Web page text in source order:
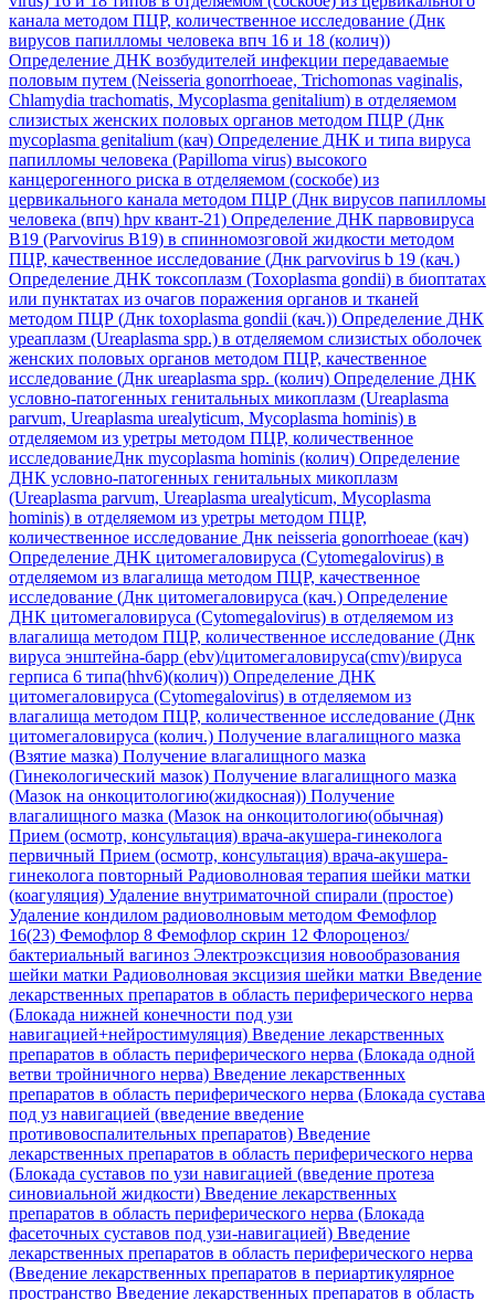
канала методом ПЦР, количественное исследование (Днк
вирусов папилломы человека впч 16 и 18 (колич))
Определение ДНК возбудителей инфекции передаваемые
половым путем (Neisseria gonorrhoeae, Trichomonas vaginalis,
Chlamydia trachomatis, Mycoplasma genitalium) в отделяемом
слизистых женских половых органов методом ПЦР (Днк
mycoplasma genitalium (кач) Определение ДНК и типа вируса
папилломы человека (Papilloma virus) высокого
канцерогенного риска в отделяемом (соскобе) из
цервикального канала методом ПЦР (Днк вирусов папилломы
человека (впч) hpv квант-21) Определение ДНК парвовируса
B19 (Parvovirus B19) в спинномозговой жидкости методом
ПЦР, качественное исследование (Днк parvovirus b 19 (кач.)
Определение ДНК токсоплазм (Toxoplasma gondii) в биоптатах
или пунктатах из очагов поражения органов и тканей
методом ПЦР (Днк toxoplasma gondii (кач.)) Определение ДНК
уреаплазм (Ureaplasma spp.) в отделяемом слизистых оболочек
женских половых органов методом ПЦР, качественное
исследование (Днк ureaplasma spp. (колич) Определение ДНК
условно-патогенных генитальных микоплазм (Ureaplasma
parvum, Ureaplasma urealyticum, Mycoplasma hominis) в
отделяемом из уретры методом ПЦР, количественное
исследованиеДнк mycoplasma hominis (колич) Определение
ДНК условно-патогенных генитальных микоплазм
(Ureaplasma parvum, Ureaplasma urealyticum, Mycoplasma
hominis) в отделяемом из уретры методом ПЦР,
количественное исследование Днк neisseria gonorrhoeae (кач)
Определение ДНК цитомегаловируса (Cytomegalovirus) в
отделяемом из влагалища методом ПЦР, качественное
исследование (Днк цитомегаловируса (кач.) Определение
ДНК цитомегаловируса (Cytomegalovirus) в отделяемом из
влагалища методом ПЦР, количественное исследование (Днк
вируса энштейна-барр (ebv)/цитомегаловируса(cmv)/вируса
герписа 6 типа(hhv6)(колич)) Определение ДНК
цитомегаловируса (Cytomegalovirus) в отделяемом из
влагалища методом ПЦР, количественное исследование (Днк
цитомегаловируса (колич.) Получение влагалищного мазка
(Взятие мазка) Получение влагалищного мазка
(Гинекологический мазок) Получение влагалищного мазка
(Мазок на онкоцитологию(жидкосная)) Получение
влагалищного мазка (Мазок на онкоцитологию(обычная)
Прием (осмотр, консультация) врача-акушера-гинеколога
первичный Прием (осмотр, консультация) врача-акушера-
гинеколога повторный Радиоволновая терапия шейки матки
(коагуляция) Удаление внутриматочной спирали (простое)
Удаление кондилом радиоволновым методом Фемофлор
16(23) Фемофлор 8 Фемофлор скрин 12 Флороценоз/
бактериальный вагиноз Электроэксцизия новообразования
шейки матки Радиоволновая эксцизия шейки матки Введение
лекарственных препаратов в область периферического нерва
(Блокада нижней конечности под узи
навигацией+нейростимуляция) Введение лекарственных
препаратов в область периферического нерва (Блокада одной
ветви тройничного нерва) Введение лекарственных
препаратов в область периферического нерва (Блокада сустава
под уз навигацией (введение введение
противовоспалительных препаратов) Введение
лекарственных препаратов в область периферического нерва
(Блокада суставов по узи навигацией (введение протеза
синовиальной жидкости) Введение лекарственных
препаратов в область периферического нерва (Блокада
фасеточных суставов под узи-навигацией) Введение
лекарственных препаратов в область периферического нерва
(Введение лекарственных препаратов в периартикулярное
пространство Введение лекарственных препаратов в область